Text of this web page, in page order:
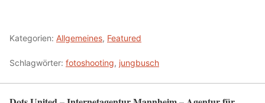
Kategorien: Allgemeines, Featured
Schlagwörter: fotoshooting, jungbusch